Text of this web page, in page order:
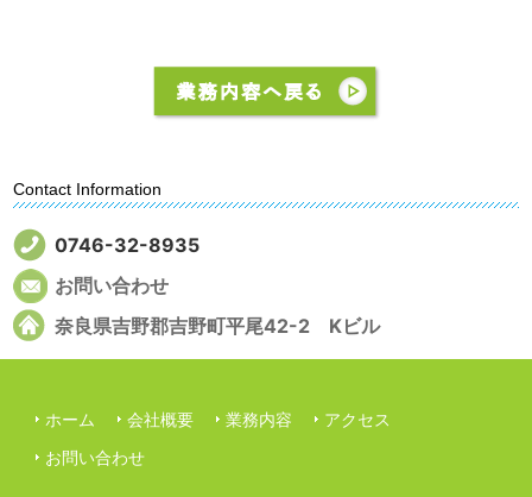
Contact Information
0746-32-8935
お問い合わせ
奈良県吉野郡吉野町平尾42-2 Kビル
ホーム 会社概要 業務内容 アクセス
お問い合わせ